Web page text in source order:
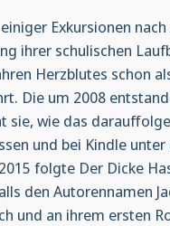
Exkursionen
ihrer schulischen
Herzblutes schon
Die um 2008
sie, wie das
und bei Kindle
folgte Der Dicke
den Autorennamen
und an ihrem ersten